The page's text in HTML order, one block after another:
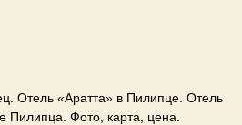
Отель «Аратта» в Пилипце. Отель
Пилипца. Фото, карта, цена.